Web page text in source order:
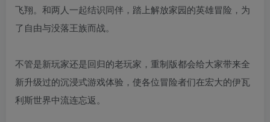
飞翔。和两人一起结识同伴，踏上解放家园的英雄冒险，为
了自由与没落王族而战。
不管是新玩家还是回归的老玩家，重制版都会给大家带来全
新升级过的沉浸式游戏体验，使各位冒险者们在宏大的伊瓦
利斯世界中流连忘返。